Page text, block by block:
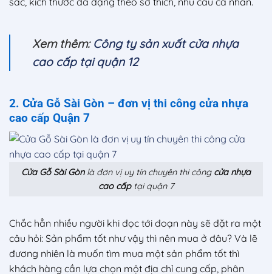
Xem thêm: Công ty sản xuất cửa nhựa
cao cấp tại quận 12
2. Cửa Gỗ Sài Gòn – đơn vị thi công cửa nhựa
cao cấp Quận 7
Cửa Gỗ Sài Gònlà đơn vị uy tín chuyên thi côngcửa nhựa
cao cấptại quận 7
Chắc hẳn nhiều người khi đọc tới đoạn này sẽ đặt ra một
câu hỏi: Sản phẩm tốt như vậy thì nên mua ở đâu? Và lẽ
đương nhiên là muốn tìm mua một sản phẩm tốt thì
khách hàng cần lựa chọn một địa chỉ cung cấp, phân